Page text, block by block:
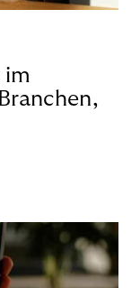
im